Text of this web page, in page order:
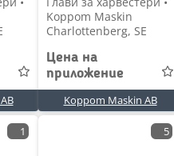
Koppom Maskin
Charlottenberg, SE
Цена на
приложение
Koppom Maskin AB
1 5